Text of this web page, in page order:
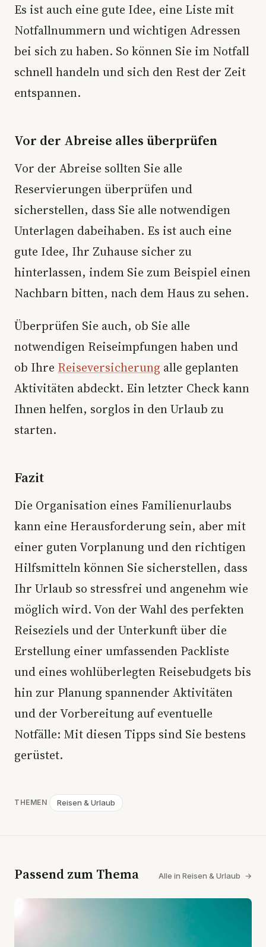
Es ist auch eine gute Idee, eine Liste mit
Notfallnummern und wichtigen Adressen
bei sich zu haben. So können Sie im Notfall
schnell handeln und sich den Rest der Zeit
entspannen.
Vor der Abreise alles überprüfen
Vor der Abreise sollten Sie alle
Reservierungen überprüfen und
sicherstellen, dass Sie alle notwendigen
Unterlagen dabeihaben. Es ist auch eine
gute Idee, Ihr Zuhause sicher zu
hinterlassen, indem Sie zum Beispiel einen
Nachbarn bitten, nach dem Haus zu sehen.
Überprüfen Sie auch, ob Sie alle
notwendigen Reiseimpfungen haben und
ob Ihre Reiseversicherung alle geplanten
Aktivitäten abdeckt. Ein letzter Check kann
Ihnen helfen, sorglos in den Urlaub zu
starten.
Fazit
Die Organisation eines Familienurlaubs
kann eine Herausforderung sein, aber mit
einer guten Vorplanung und den richtigen
Hilfsmitteln können Sie sicherstellen, dass
Ihr Urlaub so stressfrei und angenehm wie
möglich wird. Von der Wahl des perfekten
Reiseziels und der Unterkunft über die
Erstellung einer umfassenden Packliste
und eines wohlüberlegten Reisebudgets bis
hin zur Planung spannender Aktivitäten
und der Vorbereitung auf eventuelle
Notfälle: Mit diesen Tipps sind Sie bestens
gerüstet.
THEMEN Reisen & Urlaub
Passend zum Thema Alle in Reisen & Urlaub →